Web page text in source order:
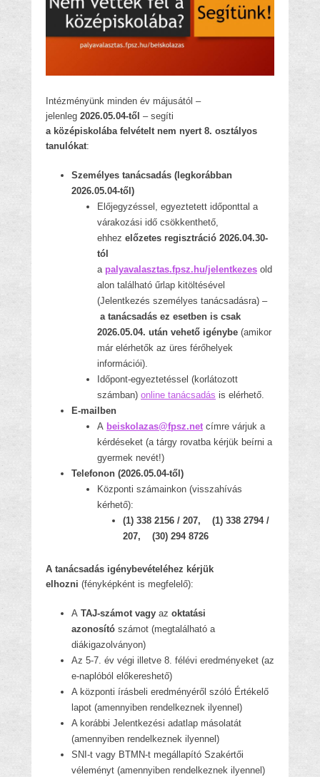
Intézményünk minden év májusától –
jelenleg 2026.05.04-től – segíti
a középiskolába felvételt nem nyert 8. osztályos
tanulókat:
Személyes tanácsadás (legkorábban
2026.05.04-től)
Előjegyzéssel, egyeztetett időponttal a
várakozási idő csökkenthető,
ehhez előzetes regisztráció 2026.04.30-
tól
a palyavalasztas.fpsz.hu/jelentkezes old
alon található űrlap kitöltésével
(Jelentkezés személyes tanácsadásra) –
a tanácsadás ez esetben is csak
2026.05.04. után vehető igénybe (amikor
már elérhetők az üres férőhelyek
információi).
Időpont-egyeztetéssel (korlátozott
számban) online tanácsadás is elérhető.
E-mailben
A beiskolazas@fpsz.netcímre várjuk a
kérdéseket (a tárgy rovatba kérjük beírni a
gyermek nevét!)
Telefonon (2026.05.04-től)
Központi számainkon (visszahívás
kérhető):
(1) 338 2156 / 207, (1) 338 2794 /
207, (30) 294 8726
A tanácsadás igénybevételéhez kérjük
elhozni (fényképként is megfelelő):
A TAJ-számot vagy az oktatási
azonosító számot (megtalálható a
diákigazolványon)
Az 5-7. év végi illetve 8. félévi eredményeket (az
e-naplóból előkereshető)
A központi írásbeli eredményéről szóló Értékelő
lapot (amennyiben rendelkeznek ilyennel)
A korábbi Jelentkezési adatlap másolatát
(amennyiben rendelkeznek ilyennel)
SNI-t vagy BTMN-t megállapító Szakértői
véleményt (amennyiben rendelkeznek ilyennel)